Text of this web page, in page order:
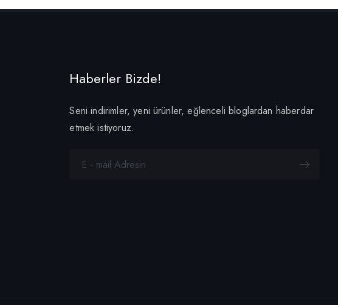
Haberler Bizde!
Seni indirimler, yeni ürünler, eğlenceli bloglardan haberdar
etmek istiyoruz.